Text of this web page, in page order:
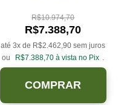
R$10.974,70
R$7.388,70
até 3x de R$2.462,90 sem juros
ou
R$7.388,70 à vista no Pix .
COMPRAR